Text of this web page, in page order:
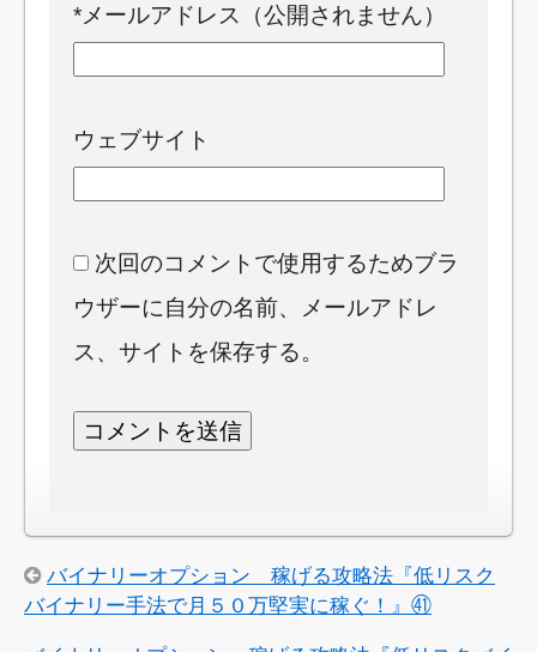
*メールアドレス（公開されません）
ウェブサイト
次回のコメントで使用するためブラ
ウザーに自分の名前、メールアドレ
ス、サイトを保存する。
バイナリーオプション 稼げる攻略法『低リスク
バイナリー手法で月５０万堅実に稼ぐ！』㊶